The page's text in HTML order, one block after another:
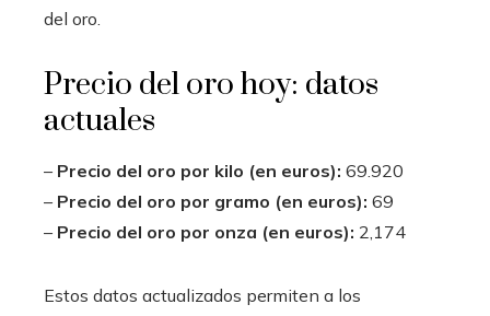
del oro.
Precio del oro hoy: datos
actuales
– Precio del oro por kilo (en euros): 69.920
– Precio del oro por gramo (en euros): 69
– Precio del oro por onza (en euros): 2,174
Estos datos actualizados permiten a los